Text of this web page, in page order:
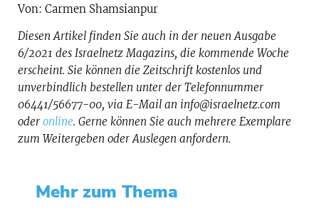
Von: Carmen Shamsianpur
Diesen Artikel finden Sie auch in der neuen Ausgabe
6/2021 des Israelnetz Magazins, die kommende Woche
erscheint. Sie können die Zeitschrift kostenlos und
unverbindlich bestellen unter der Telefonnummer
06441/56677-00, via E-Mail an info@israelnetz.com
oderonline. Gerne können Sie auch mehrere Exemplare
zum Weitergeben oder Auslegen anfordern.
Mehr zum Thema